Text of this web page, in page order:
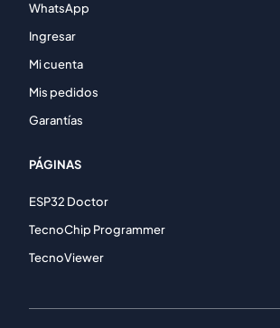
WhatsApp
Ingresar
Mi cuenta
Mis pedidos
Garantías
PÁGINAS
ESP32 Doctor
TecnoChip Programmer
TecnoViewer